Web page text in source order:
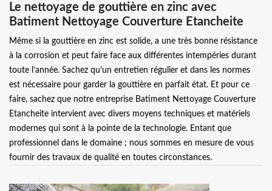
Le nettoyage de gouttière en zinc avec
Batiment Nettoyage Couverture Etancheite
Même si la gouttière en zinc est solide, a une très bonne résistance
à la corrosion et peut faire face aux différentes intempéries durant
toute l’année. Sachez qu’un entretien régulier et dans les normes
est nécessaire pour garder la gouttière en parfait état. Et pour ce
faire, sachez que notre entreprise Batiment Nettoyage Couverture
Etancheite intervient avec divers moyens techniques et matériels
modernes qui sont à la pointe de la technologie. Entant que
professionnel dans le domaine ; nous sommes en mesure de vous
fournir des travaux de qualité en toutes circonstances.